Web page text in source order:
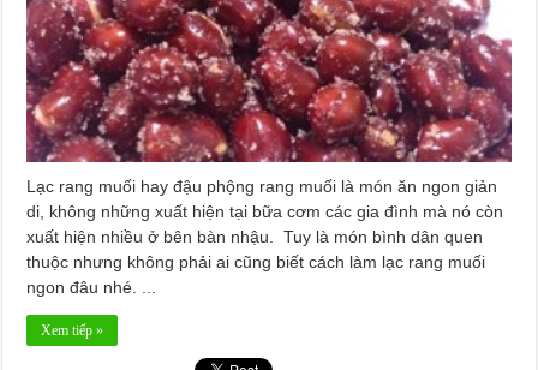
Lạc rang muối hay đậu phộng rang muối là món ăn ngon giản
di, không những xuất hiện tại bữa cơm các gia đình mà nó còn
xuất hiện nhiều ở bên bàn nhậu. Tuy là món bình dân quen
thuộc nhưng không phải ai cũng biết cách làm lạc rang muối
ngon đâu nhé. ...
Xem tiếp »